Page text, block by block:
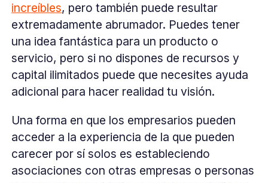
increíbles, pero también puede resultar
extremadamente abrumador. Puedes tener
una idea fantástica para un producto o
servicio, pero si no dispones de recursos y
capital ilimitados puede que necesites ayuda
adicional para hacer realidad tu visión.
Una forma en que los empresarios pueden
acceder a la experiencia de la que pueden
carecer por sí solos es estableciendo
asociaciones con otras empresas o personas